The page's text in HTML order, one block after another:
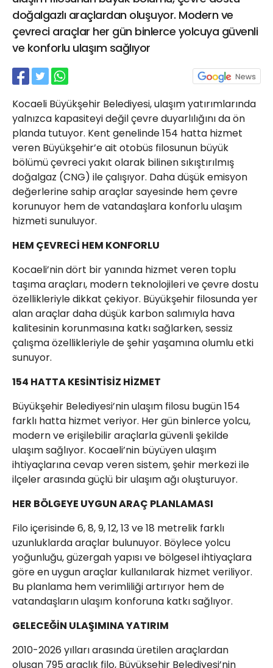
doğalgazlı araçlardan oluşuyor. Modern ve
çevreci araçlar her gün binlerce yolcuya güvenli
ve konforlu ulaşım sağlıyor
Kocaeli Büyükşehir Belediyesi, ulaşım yatırımlarında
yalnızca kapasiteyi değil çevre duyarlılığını da ön
planda tutuyor. Kent genelinde 154 hatta hizmet
veren Büyükşehir’e ait otobüs filosunun büyük
bölümü çevreci yakıt olarak bilinen sıkıştırılmış
doğalgaz (CNG) ile çalışıyor. Daha düşük emisyon
değerlerine sahip araçlar sayesinde hem çevre
korunuyor hem de vatandaşlara konforlu ulaşım
hizmeti sunuluyor.
HEM ÇEVRECİ HEM KONFORLU
Kocaeli’nin dört bir yanında hizmet veren toplu
taşıma araçları, modern teknolojileri ve çevre dostu
özellikleriyle dikkat çekiyor. Büyükşehir filosunda yer
alan araçlar daha düşük karbon salımıyla hava
kalitesinin korunmasına katkı sağlarken, sessiz
çalışma özellikleriyle de şehir yaşamına olumlu etki
sunuyor.
154 HATTA KESİNTİSİZ HİZMET
Büyükşehir Belediyesi’nin ulaşım filosu bugün 154
farklı hatta hizmet veriyor. Her gün binlerce yolcu,
modern ve erişilebilir araçlarla güvenli şekilde
ulaşım sağlıyor. Kocaeli’nin büyüyen ulaşım
ihtiyaçlarına cevap veren sistem, şehir merkezi ile
ilçeler arasında güçlü bir ulaşım ağı oluşturuyor.
HER BÖLGEYE UYGUN ARAÇ PLANLAMASI
Filo içerisinde 6, 8, 9, 12, 13 ve 18 metrelik farklı
uzunluklarda araçlar bulunuyor. Böylece yolcu
yoğunluğu, güzergah yapısı ve bölgesel ihtiyaçlara
göre en uygun araçlar kullanılarak hizmet veriliyor.
Bu planlama hem verimliliği artırıyor hem de
vatandaşların ulaşım konforuna katkı sağlıyor.
GELECEĞİN ULAŞIMINA YATIRIM
2010-2026 yılları arasında üretilen araçlardan
oluşan 795 araçlık filo, Büyükşehir Belediyesi’nin
21 Gölcük
02624132333
haber@golcukpostasi.com